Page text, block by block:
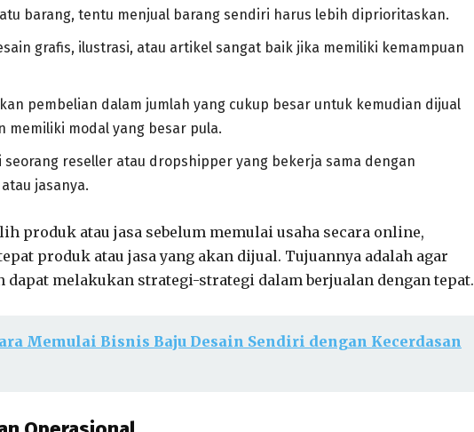
barang, tentu menjual barang sendiri harus lebih diprioritaskan.
grafis, ilustrasi, atau artikel sangat baik jika memiliki kemampuan
pembelian dalam jumlah yang cukup besar untuk kemudian dijual
memiliki modal yang besar pula.
reseller atau dropshipper yang bekerja sama dengan
jasanya.
produk atau jasa sebelum memulai usaha secara online,
produk atau jasa yang akan dijual. Tujuannya adalah agar
melakukan strategi-strategi dalam berjualan dengan tepat.
Memulai Bisnis Baju Desain Sendiri dengan Kecerdasan